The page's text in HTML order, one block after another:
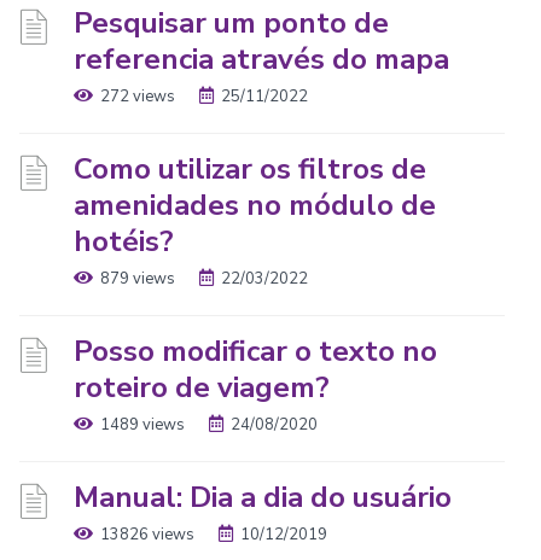
Pesquisar um ponto de
referencia através do mapa
272 views 25/11/2022
Como utilizar os filtros de
amenidades no módulo de
hotéis?
879 views 22/03/2022
Posso modificar o texto no
roteiro de viagem?
1489 views 24/08/2020
Manual: Dia a dia do usuário
13826 views 10/12/2019